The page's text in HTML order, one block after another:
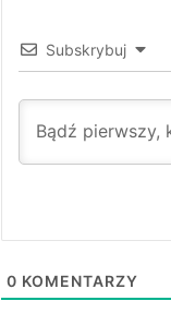
Subskrybuj
0 KOMENTARZY